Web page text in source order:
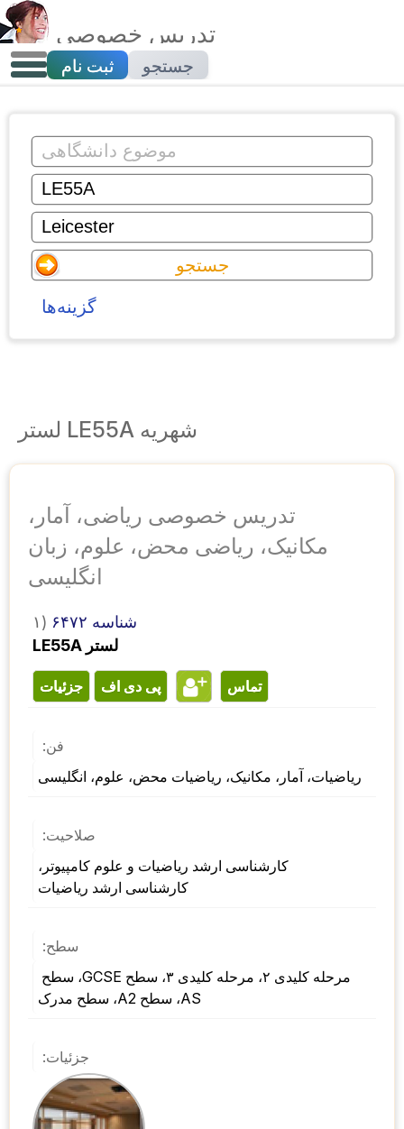
تدریس خصوصی
ثبت نام جستجو
گزینه‌ها
شهریه LE55A لستر
تدریس خصوصی ریاضی، آمار،
مکانیک، ریاضی محض، علوم، زبان
انگلیسی
۱)
شناسه ۶۴۷۲
LE55A لستر
جزئیات پی دی اف تماس
فن:
ریاضیات، آمار، مکانیک، ریاضیات محض، علوم، انگلیسی
صلاحیت:
کارشناسی ارشد ریاضیات
سطح:
AS، سطح A2، سطح مدرک
جزئیات: